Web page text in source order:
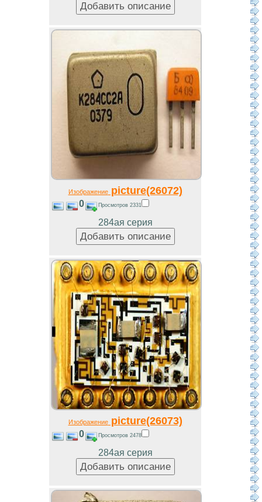
Изображениеpicture(26072)
0 Просмотров 2331
284ая серия
Изображениеpicture(26073)
0 Просмотров 2478
284ая серия